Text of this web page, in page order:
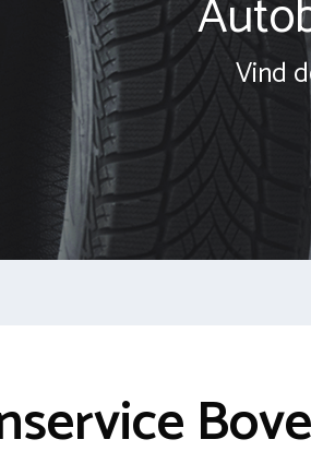
Vind